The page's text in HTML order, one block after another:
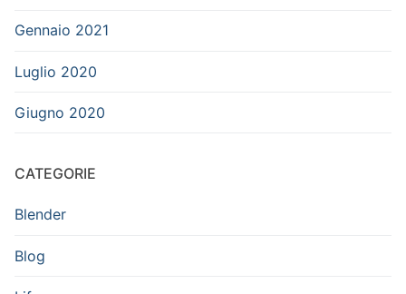
Gennaio 2021
Luglio 2020
Giugno 2020
CATEGORIE
Blender
Blog